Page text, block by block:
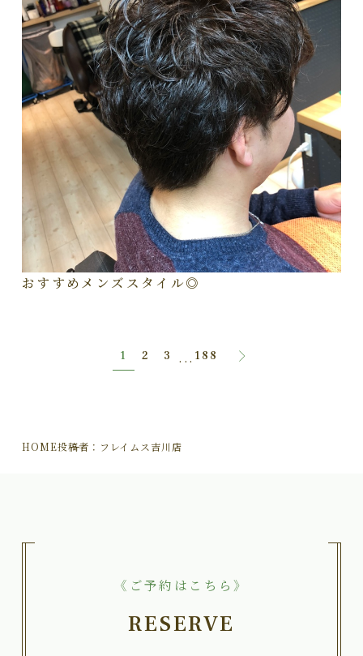
おすすめメンズスタイル◎
1 2 3 ... 188
HOME投稿者：フレイムス吉川店
《ご予約はこちら》
RESERVE